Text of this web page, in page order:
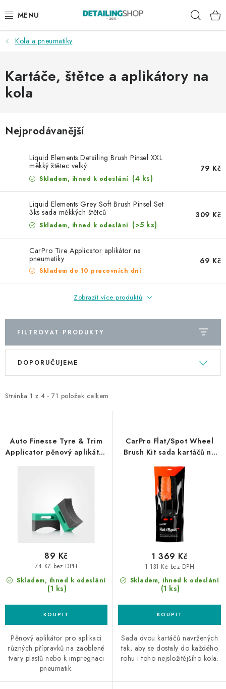
na
AKCE
NOVINKY
EXTERIÉR
DÁRKOVÉ SADY A POUKAZY
ČLÁNKY
NAŠE SLUŽBY
KONTAKTY
Věrnostní program
Všeobecné obchodní podmínky
Podmínky ochrany osobních údajů
Mapa serveru
Kola a pneumatiky
Kartáče, štětce a aplikátory na
kola
Nejprodávanější
Liquid Elements Detailing Brush Pinsel XXL
měkký štětec velký
Skladem, ihned k odeslání (4 ks)
79 Kč
Liquid Elements Grey Soft Brush Pinsel Set
3ks sada měkkých štětců
Skladem, ihned k odeslání (>5 ks)
309 Kč
CarPro Tire Applicator aplikátor na
pneumatiky
Skladem do 10 pracovních dní
69 Kč
Zobrazit více produktů
FILTROVAT PRODUKTY
V
i
r
o
Stránka 1 z 4 - 71 položek celkem
Ř
e
p
r
DOPORUČUJEME
Auto Finesse Tyre & Trim
Applicator pěnový aplikátor
Skladem, ihned k odeslání
(1 ks)
74 Kč bez DPH
89 Kč
Pěnový aplikátor pro aplikaci
různých přípravků na zaoblené
tvary plastů nebo k impregnaci
pneumatik.
CarPro Flat/Spot Wheel
Brush Kit sada kartáčů na
Skladem, ihned k odeslání
(1 ks)
1 131 Kč bez DPH
1 369 Kč
Sada dvou kartáčů navržených
tak, aby se dostaly do každého
rohu i toho nejsložitějšího kola.